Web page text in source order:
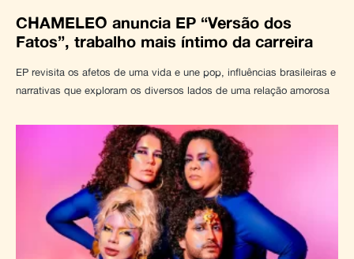
CHAMELEO anuncia EP “Versão dos
Fatos”, trabalho mais íntimo da carreira
EP revisita os afetos de uma vida e une pop, influências brasileiras e
narrativas que exploram os diversos lados de uma relação amorosa